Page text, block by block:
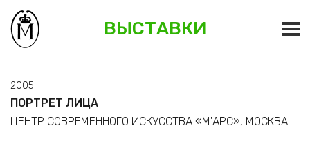
ВЫСТАВКИ
2005
ПОРТРЕТ ЛИЦА
ЦЕНТР СОВРЕМЕННОГО ИСКУССТВА «М'АРС», МОСКВА